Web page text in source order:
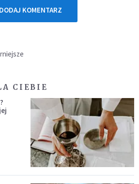
DODAJ KOMENTARZ
CIEBIE